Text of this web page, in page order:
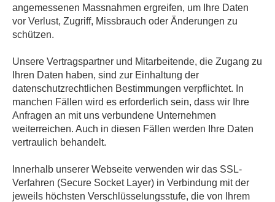
angemessenen Massnahmen ergreifen, um Ihre Daten
vor Verlust, Zugriff, Missbrauch oder Änderungen zu
schützen.
Unsere Vertragspartner und Mitarbeitende, die Zugang zu
Ihren Daten haben, sind zur Einhaltung der
datenschutzrechtlichen Bestimmungen verpflichtet. In
manchen Fällen wird es erforderlich sein, dass wir Ihre
Anfragen an mit uns verbundene Unternehmen
weiterreichen. Auch in diesen Fällen werden Ihre Daten
vertraulich behandelt.
Innerhalb unserer Webseite verwenden wir das SSL-
Verfahren (Secure Socket Layer) in Verbindung mit der
jeweils höchsten Verschlüsselungsstufe, die von Ihrem